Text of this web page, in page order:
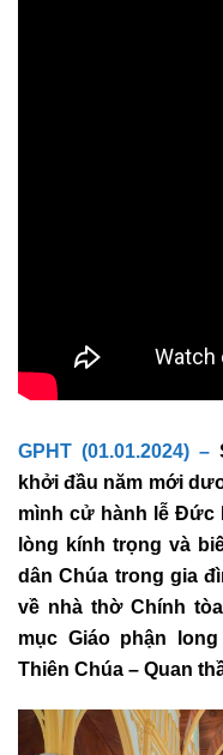
GPHT (01.01.2024) –
khởi đầu năm mới
mình cử hành lễ Đức
lòng kính trọng và
dân Chúa trong gia
về nhà thờ Chính
mục Giáo phận
Thiên Chúa – Quan